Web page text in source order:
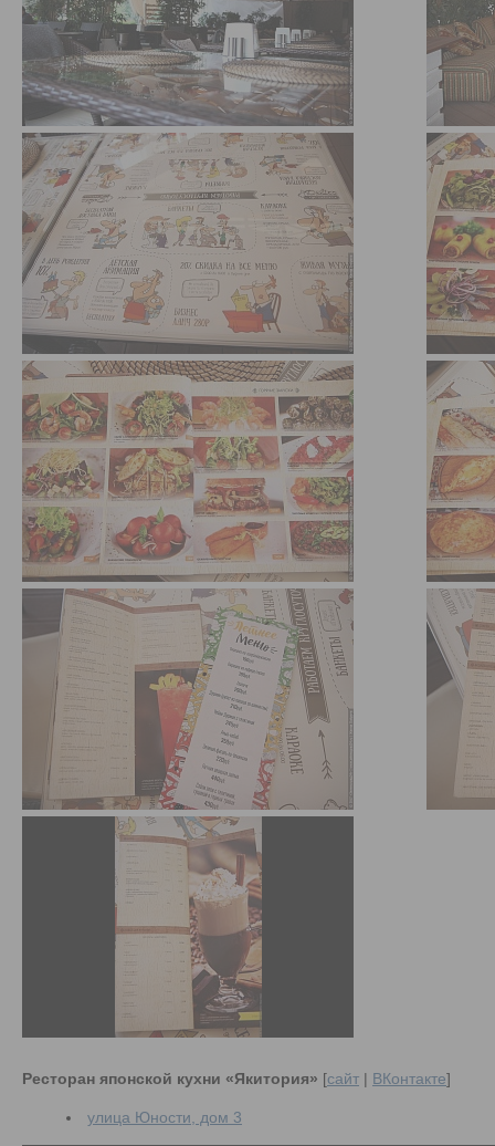
Ресторан японской кухни «Якитория» [сайт | ВКонтакте]
улица Юности, дом 3